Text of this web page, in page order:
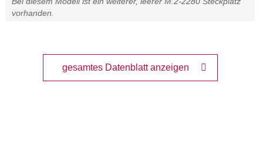
vorhanden.
gesamtes Datenblatt anzeigen